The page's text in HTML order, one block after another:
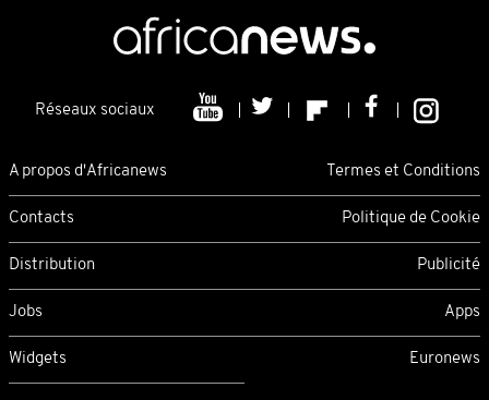
Réseaux sociaux
A propos d'Africanews Termes et Conditions
Contacts Politique de Cookie
Distribution Publicité
Jobs Apps
Widgets Euronews